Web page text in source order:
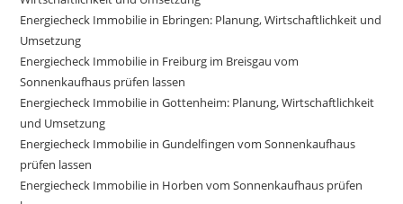
Energiecheck Immobilie in Ebringen: Planung, Wirtschaftlichkeit und
Umsetzung
Energiecheck Immobilie in Freiburg im Breisgau vom
Sonnenkaufhaus prüfen lassen
Energiecheck Immobilie in Gottenheim: Planung, Wirtschaftlichkeit
und Umsetzung
Energiecheck Immobilie in Gundelfingen vom Sonnenkaufhaus
prüfen lassen
Energiecheck Immobilie in Horben vom Sonnenkaufhaus prüfen